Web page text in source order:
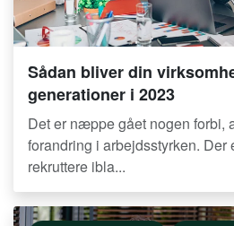
Sådan bliver din
generationer i 2023
Det er næppe gået nogen forbi,
forandring i arbejdsstyrken. Der
rekruttere ibla...